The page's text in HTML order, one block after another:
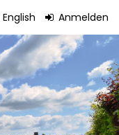
English Anmelden